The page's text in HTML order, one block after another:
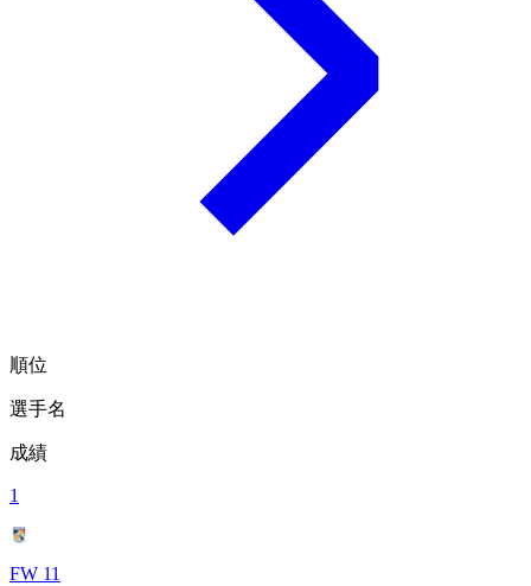
順位
選手名
成績
1
FW 11